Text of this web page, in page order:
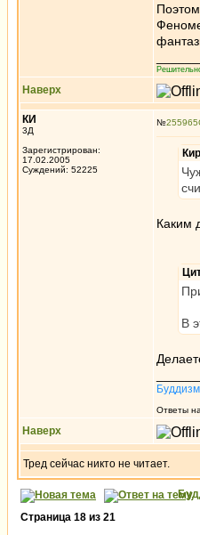
Наверх
КИ
3Д
Зарегистрирован:
17.02.2005
Суждений: 52225
№255965
Каким
В
Ответы
Наверх
Тред сейчас никто не читает.
Страница 18 из 21